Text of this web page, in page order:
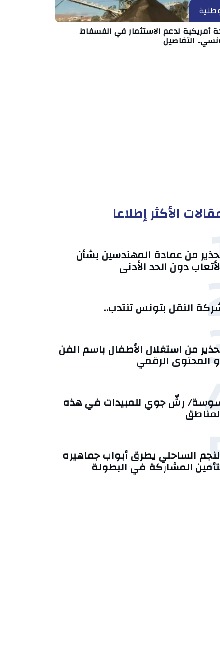
أمريكية لدعم الاستثمار في الفسفاط
التفاصيل
الأكثر إطلاعا
من عمادة المهندسين بشأن
دون الحد الأدنى
النقل بتونس تنتدب..
من استغلال الأطفال باسم الفن
المحتوى الرقمي
رشّ جوي للمبيدات في هذه
الساحلي يطرق أبواب جماهيره
المشاركة في البطولة